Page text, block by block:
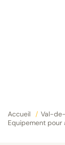
Accueil / Val-
Equipement pour